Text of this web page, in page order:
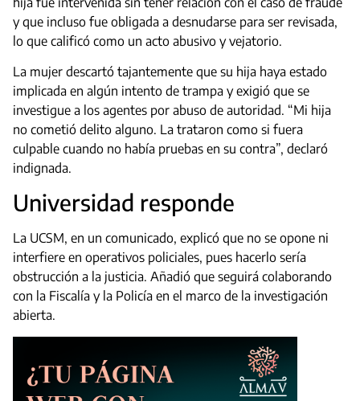
y que incluso fue obligada a desnudarse para ser revisada,
lo que calificó como un acto abusivo y vejatorio.
La mujer descartó tajantemente que su hija haya estado
implicada en algún intento de trampa y exigió que se
investigue a los agentes por abuso de autoridad. “Mi hija
no cometió delito alguno. La trataron como si fuera
culpable cuando no había pruebas en su contra”, declaró
indignada.
Universidad responde
La UCSM, en un comunicado, explicó que no se opone ni
interfiere en operativos policiales, pues hacerlo sería
obstrucción a la justicia. Añadió que seguirá colaborando
con la Fiscalía y la Policía en el marco de la investigación
abierta.